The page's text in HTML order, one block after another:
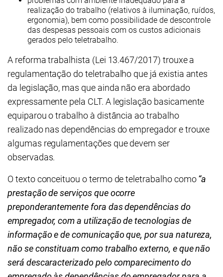
realização do trabalho (relativos à iluminação, ruídos,
ergonomia), bem como possibilidade de descontrole
das despesas pessoais com os custos adicionais
gerados pelo teletrabalho.
A reforma trabalhista (Lei 13.467/2017) trouxe a
regulamentação do teletrabalho que já existia antes
da legislação, mas que ainda não era abordado
expressamente pela CLT. A legislação basicamente
equiparou o trabalho à distância ao trabalho
realizado nas dependências do empregador e trouxe
algumas regulamentações que devem ser
observadas.
O texto conceituou o termo de teletrabalho como“a
prestação de serviços que ocorre
preponderantemente fora das dependências do
empregador, com a utilização de tecnologias de
informação e de comunicação que, por sua natureza,
não se constituam como trabalho externo, e que não
será descaracterizado pelo comparecimento do